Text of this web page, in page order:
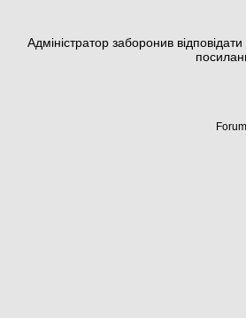
Адміністратор заборонив